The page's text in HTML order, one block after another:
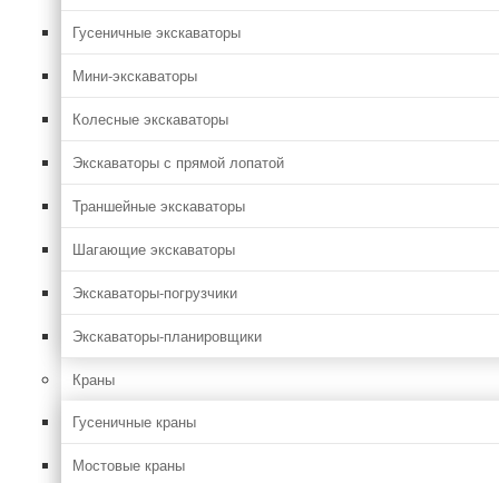
Гусеничные экскаваторы
Мини-экскаваторы
Колесные экскаваторы
Экскаваторы с прямой лопатой
Траншейные экскаваторы
Шагающие экскаваторы
Экскаваторы-погрузчики
Экскаваторы-планировщики
Краны
Гусеничные краны
Мостовые краны